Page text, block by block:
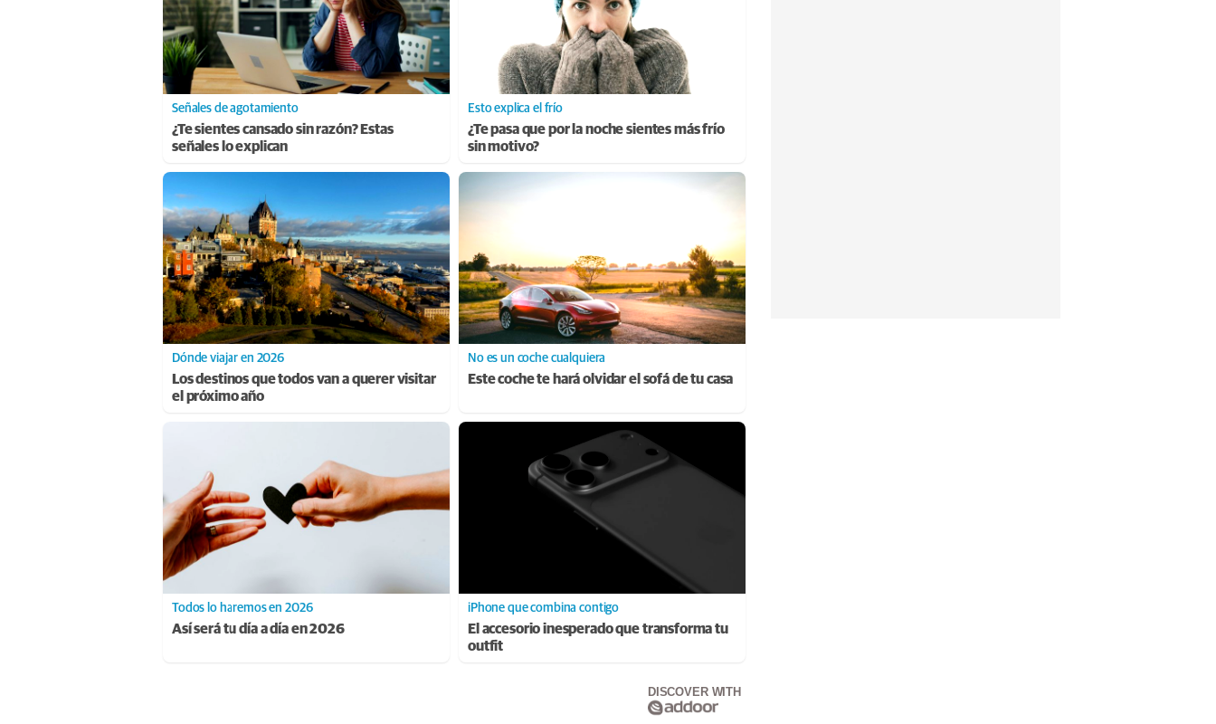
Señales de agotamiento
¿Te sientes cansado sin razón? Estas
señales lo explican
Esto explica el frío
¿Te pasa que por la noche sientes más frío
sin motivo?
Dónde viajar en 2026
Los destinos que todos van a querer visitar
el próximo año
No es un coche cualquiera
Este coche te hará olvidar el sofá de tu casa
Todos lo haremos en 2026
Así será tu día a día en 2026
iPhone que combina contigo
El accesorio inesperado que transforma tu
outfit
DISCOVER WITH